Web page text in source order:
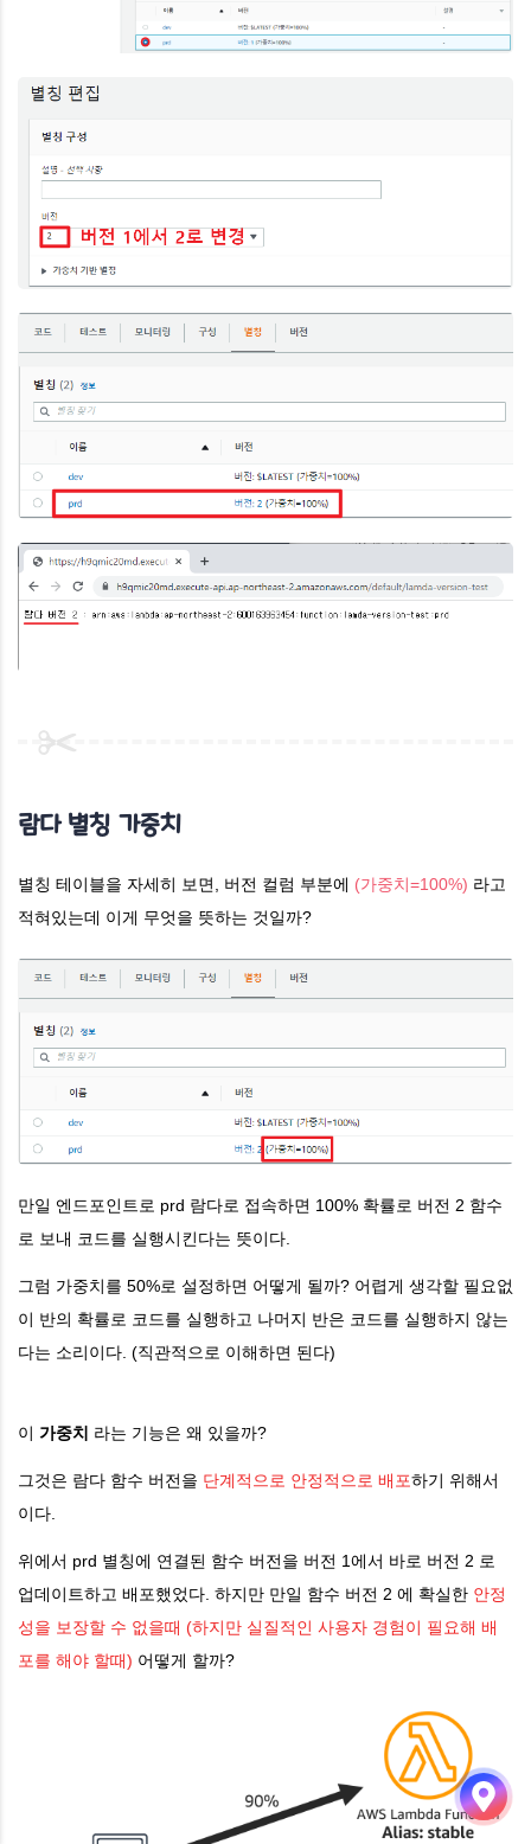
람다 별칭 가중치
별칭 테이블을 자세히 보면, 버전 컬럼 부분에 (가중치=100%) 라고
적혀있는데 이게 무엇을 뜻하는 것일까?
만일 엔드포인트로 prd 람다로 접속하면 100% 확률로 버전 2 함수
로 보내 코드를 실행시킨다는 뜻이다.
그럼 가중치를 50%로 설정하면 어떻게 될까? 어렵게 생각할 필요없
이 반의 확률로 코드를 실행하고 나머지 반은 코드를 실행하지 않는
다는 소리이다. (직관적으로 이해하면 된다)
이 가중치 라는 기능은 왜 있을까?
그것은 람다 함수 버전을 단계적으로 안정적으로 배포하기 위해서
이다.
위에서 prd 별칭에 연결된 함수 버전을 버전 1에서 바로 버전 2 로
업데이트하고 배포했었다. 하지만 만일 함수 버전 2 에 확실한 안정
성을 보장할 수 없을때 (하지만 실질적인 사용자 경험이 필요해 배
포를 해야 할때) 어떻게 할까?